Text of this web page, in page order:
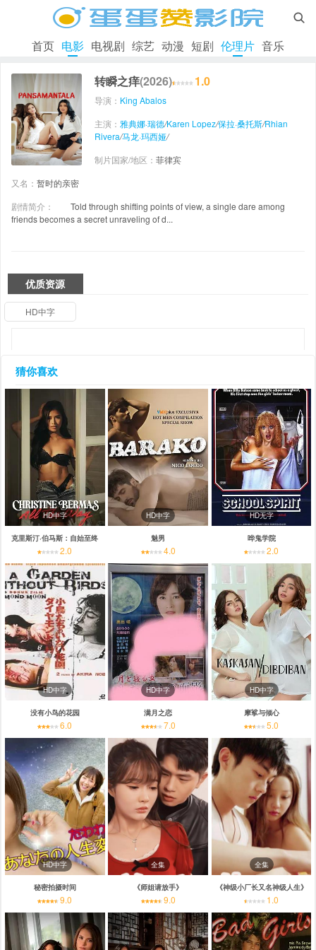

首页 电影 电视剧 综艺 动漫 短剧 伦理片 音乐
转瞬之痒(2026) 1.0
导演： King Abalos
主演： 雅典娜·瑞德/Karen Lopez/保拉·桑托斯/Rhian
Rivera/马龙·玛西娅/
制片国家/地区： 菲律宾
又名： 暂时的亲密
剧情简介：
Told through shifting points of view, a single dare among
friends becomes a secret unraveling of d...
优质资源
HD中字
猜你喜欢
HD中字
克里斯汀·伯马斯：自始至终
2.0
HD中字
魅男
4.0
HD无字
哗鬼学院
2.0
HD中字
没有小鸟的花园
6.0
HD中字
满月之恋
7.0
HD中字
摩挲与倾心
5.0
HD中字
秘密拍摄时间
9.0
全集
《师姐请放手》
9.0
全集
《神级小厂长又名神级人生》
1.0